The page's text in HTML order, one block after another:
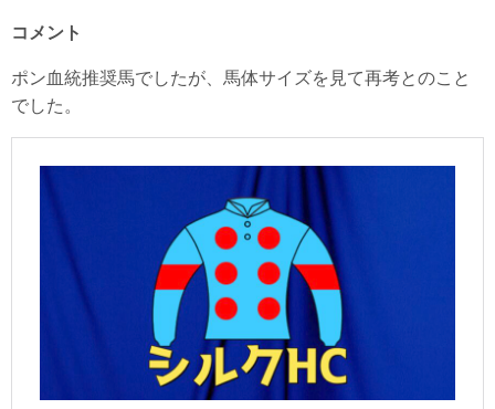
コメント
ポン血統推奨馬でしたが、馬体サイズを見て再考とのこと
でした。